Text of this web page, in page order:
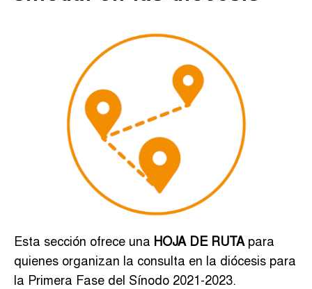
Esta sección ofrece una HOJA DE RUTApara
quienes organizan la consulta en la diócesis para
la Primera Fase del Sínodo 2021-2023.